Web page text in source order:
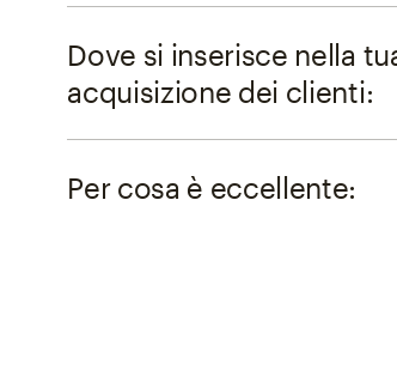
Dove si inserisce nella
acquisizione dei clienti:
Per cosa è eccellente: